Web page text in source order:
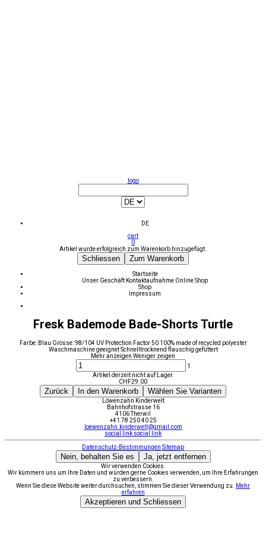
logo
DE
cart
0
Artikel wurde erfolgreich zum Warenkorb hinzugefügt.
Schliessen Zum Warenkorb
Startseite
Unser Geschäft Kontaktaufnahme Online Shop
Shop
Impressum
Fresk Bademode Bade-Shorts Turtle
Farbe: Blau Grösse: 98/104 UV Protection Factor 50 100% made of recycled polyester
Waschmaschine geeignet Schnelltrocknend flauschig gefüttert
Mehr anzeigen Weniger zeigen
1
Artikel derzeit nicht auf Lager.
CHF29.00
Zurück In den Warenkorb Wählen Sie Varianten
Löwenzahn Kinderwelt
Bahnhofstrasse 16
4106 Therwil
+41 78 250 40 25
loewenzahn.kinderwelt@gmail.com
social link social link
Datenschutz-Bestimmungen Sitemap
Nein, behalten Sie es Ja, jetzt entfernen
Wir verwenden Cookies.
Wir kümmern uns um Ihre Daten und würden gerne Cookies verwenden, um Ihre Erfahrungen
zu verbessern.
Wenn Sie diese Website weiter durchsuchen, stimmen Sie dieser Verwendung zu.
Mehr
erfahren
Akzeptieren und Schliessen